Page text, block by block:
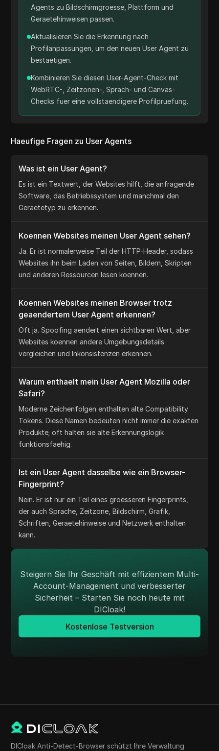
Agents zu Bildschirmgroesse, Plattform und
Geraetehinweisen passen.
Aktualisieren Sie die Erkennung nach
Profilanpassungen, um den neuen User Agent zu
bestaetigen.
Kombinieren Sie diesen User-Agent-Check mit
WebRTC-, Zeitzonen-, Sprach- und Canvas-
Checks fuer eine vollstaendigere Profilpruefung.
Haeufige Fragen zu User Agents
Was ist ein User Agent?
Es ist ein Textwert, der Websites hilft, die anfragende
Software, das Betriebssystem und manchmal den
Geraetetyp zu erkennen.
Koennen Websites meinen User Agent sehen?
Ja. Er ist normalerweise Teil der HTTP-Header, sodass
Websites ihn beim Laden von Seiten, Bildern, Skripten
und anderen Ressourcen lesen koennen.
Koennen Websites meinen Browser trotz
geaendertem User Agent erkennen?
Oft ja. Spoofing aendert einen sichtbaren Wert, aber
Websites koennen andere Umgebungsdetails
vergleichen und Inkonsistenzen erkennen.
Warum enthaelt mein User Agent Mozilla oder
Safari?
Moderne Zeichenfolgen enthalten alte Compatibility
Tokens. Diese Namen bedeuten nicht immer die exakten
Produkte; oft halten sie alte Erkennungslogik
funktionsfaehig.
Ist ein User Agent dasselbe wie ein Browser-
Fingerprint?
Nein. Er ist nur ein Teil eines groesseren Fingerprints,
der auch Sprache, Zeitzone, Bildschirm, Grafik,
Schriften, Geraetehinweise und Netzwerk enthalten
kann.
Steigern Sie Ihr Geschäft mit effizientem Multi-
Account-Management und verbesserter
Sicherheit – Starten Sie noch heute mit
DICloak!
Kostenlose Testversion
DICloak Anti-Detect-Browser schützt Ihre Verwaltung